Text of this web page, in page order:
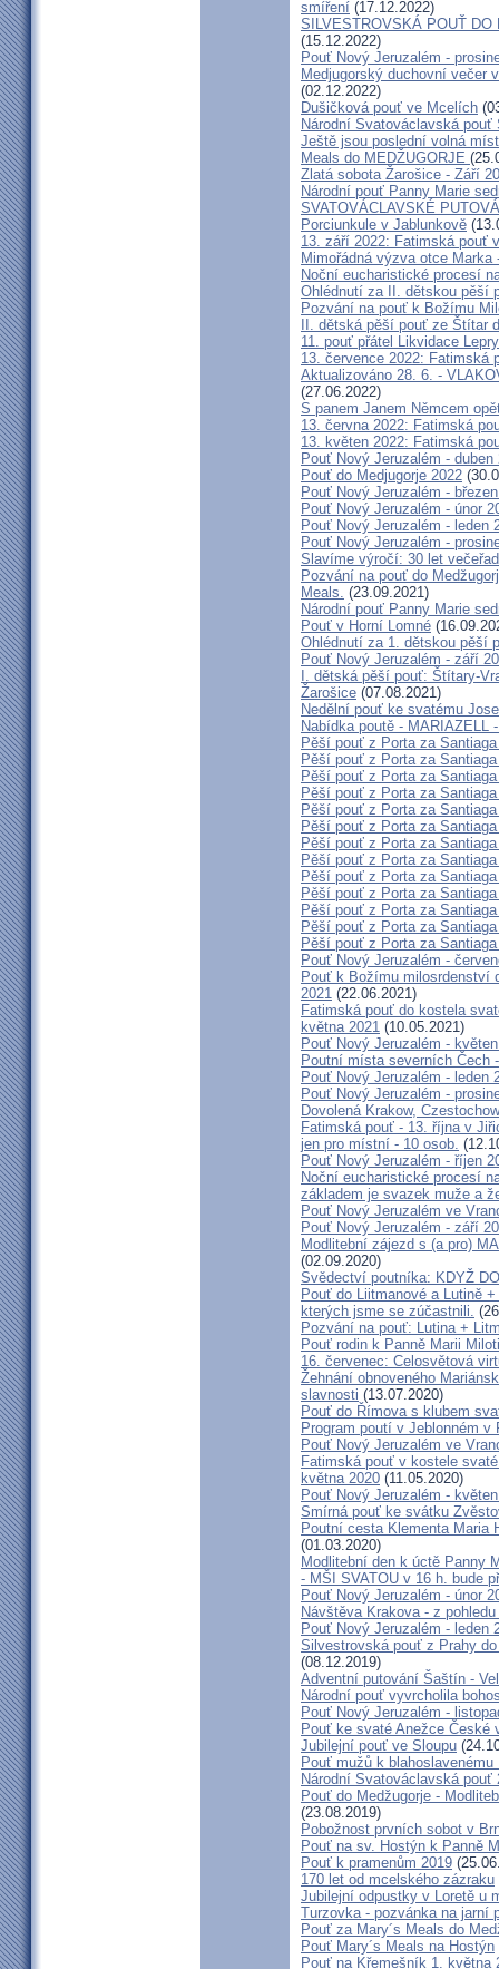
smíření (17.12.2022)
SILVESTROVSKÁ POUŤ DO
(15.12.2022)
Pouť Nový Jeruzalém -
Medjugorský duchovní večer
(02.12.2022)
Dušičková pouť ve Mcelích
Národní Svatováclavská pouť
Ještě jsou poslední volná
Meals do MEDŽUGORJE
Zlatá sobota Žarošice - Září
Národní pouť Panny Marie
SVATOVÁCLAVSKÉ
Porciunkule v Jablunkově
13. září 2022: Fatimská pouť
Mimořádná výzva otce
Noční eucharistické procesí
Ohlédnutí za II. dětskou pěší
Pozvání na pouť k Božímu
II. dětská pěší pouť ze Štítar
11. pouť přátel Likvidace Lepry
13. července 2022: Fatimská
Aktualizováno 28. 6. -
(27.06.2022)
S panem Janem Němcem
13. června 2022: Fatimská
13. květen 2022: Fatimská
Pouť Nový Jeruzalém - duben
Pouť do Medjugorje 2022
Pouť Nový Jeruzalém -
Pouť Nový Jeruzalém - únor
Pouť Nový Jeruzalém - leden
Pouť Nový Jeruzalém -
Slavíme výročí: 30 let
Pozvání na pouť do
Meals. (23.09.2021)
Národní pouť Panny Marie
Pouť v Horní Lomné
Ohlédnutí za 1. dětskou pěší
Pouť Nový Jeruzalém - září
I. dětská pěší pouť: Štítary-
Žarošice (07.08.2021)
Nedělní pouť ke svatému
Nabídka poutě - MARIAZELL
Pěší pouť z Porta za
Pěší pouť z Porta za
Pěší pouť z Porta za
Pěší pouť z Porta za
Pěší pouť z Porta za
Pěší pouť z Porta za
Pěší pouť z Porta za
Pěší pouť z Porta za
Pěší pouť z Porta za
Pěší pouť z Porta za
Pěší pouť z Porta za
Pěší pouť z Porta za
Pěší pouť z Porta za
Pouť Nový Jeruzalém -
Pouť k Božímu milosrdenství
2021 (22.06.2021)
Fatimská pouť do kostela
května 2021 (10.05.2021)
Pouť Nový Jeruzalém -
Poutní místa severních Čech
Pouť Nový Jeruzalém - leden
Pouť Nový Jeruzalém -
Dovolená Krakow,
Fatimská pouť - 13. října v
jen pro místní - 10 osob.
Pouť Nový Jeruzalém - říjen
Noční eucharistické procesí
základem je svazek muže a
Pouť Nový Jeruzalém ve
Pouť Nový Jeruzalém - září
Modlitební zájezd s (a pro)
(02.09.2020)
Svědectví poutníka: KDYŽ
Pouť do Liitmanové a Lutině
kterých jsme se zúčastnili.
Pozvání na pouť: Lutina +
Pouť rodin k Panně Marii
16. červenec: Celosvětová
Žehnání obnoveného
slavnosti (13.07.2020)
Pouť do Římova s klubem
Program poutí v Jeblonném v
Pouť Nový Jeruzalém ve
Fatimská pouť v kostele
května 2020 (11.05.2020)
Pouť Nový Jeruzalém -
Smírná pouť ke svátku
Poutní cesta Klementa Maria
(01.03.2020)
Modlitební den k úctě Panny
- MŠI SVATOU v 16 h. bude
Pouť Nový Jeruzalém - únor
Návštěva Krakova - z
Pouť Nový Jeruzalém - leden
Silvestrovská pouť z Prahy
(08.12.2019)
Adventní putování Šaštín -
Národní pouť vyvrcholila
Pouť Nový Jeruzalém -
Pouť ke svaté Anežce České
Jubilejní pouť ve Sloupu
Pouť mužů k
Národní Svatováclavská pouť
Pouť do Medžugorje -
(23.08.2019)
Pobožnost prvních sobot v
Pouť na sv. Hostýn k Panně
Pouť k pramenům 2019
170 let od mcelského zázraku
Jubilejní odpustky v Loretě u
Turzovka - pozvánka na jarní
Pouť za Mary´s Meals do
Pouť Mary´s Meals na Hostýn
Pouť na Křemešník 1. května